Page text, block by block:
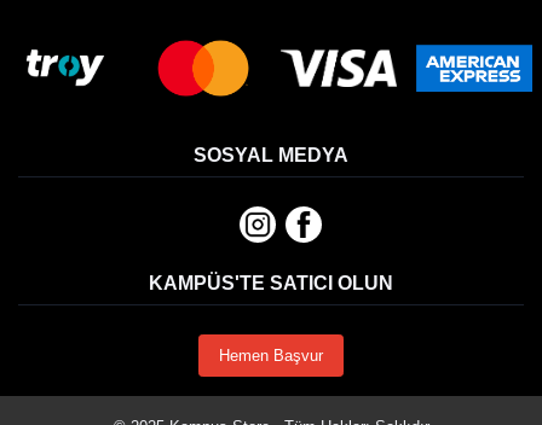
SOSYAL MEDYA
KAMPÜS'TE SATICI OLUN
Hemen Başvur